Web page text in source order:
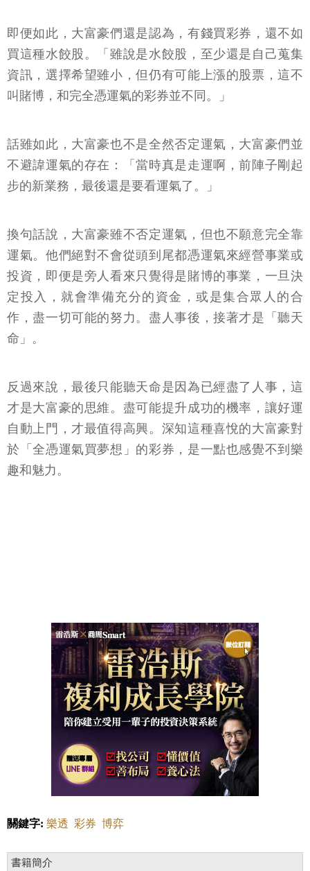
即便如此，大富豪們還是認為，有錢買彩券，還不如
買這種水餃股。「雖說是水餃股，至少還是自己蒐集
資訊，選擇希望雖小，但仍有可能上漲的股票，這不
叫賭博，和完全憑運氣的彩券並不同。」
話雖如此，大富豪也不是全然否定運氣，大富豪們並
不避諱運氣的存在：「當時真是走運啊，前陣子剛起
步的新業務，最後還是要看運氣了。」
換句話說，大富豪雖不否定運氣，但也不願意完全靠
運氣。他們絕對不會從頭到尾都憑運氣來經營事業或
投資，即便是旁人看來只覺得是賭博的事業，一旦決
定投入，就會準備充分的資金，或是集合眾人的合
作，盡一切可能的努力。盡人事後，接著才是「聽天
命」。
反過來說，最後只能聽天命是因為已經盡了人事，這
才是大富豪的思維。盡可能提升成功的機率，讓好運
自動上門，才最值得高興。深知這種喜悅的大富豪對
於「全憑運氣買夢想」的彩券，是一點也感覺不到樂
趣和魅力。
關鍵字: 樂透 彩券 博弈
書籍簡介